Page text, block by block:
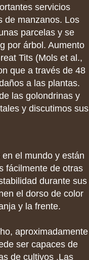
servicios
de manzanos. Los
parcelas y se
por árbol. Aumento
Tits (Mols et al.,
que a través de 48
a las plantas.
las golondrinas y
y discutimos sus
el mundo y están
fácilmente de otras
durante sus
el dorso de color
y la frente.
aproximadamente
ser capaces de
de cultivos .Las